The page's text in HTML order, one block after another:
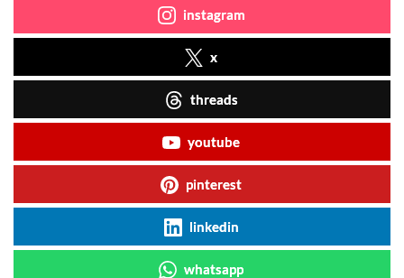
instagram
x
threads
youtube
pinterest
linkedin
whatsapp